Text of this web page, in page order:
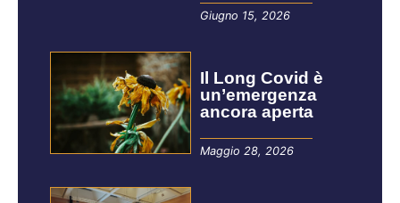
Giugno 15, 2026
Il Long Covid è
un’emergenza
ancora aperta
Maggio 28, 2026